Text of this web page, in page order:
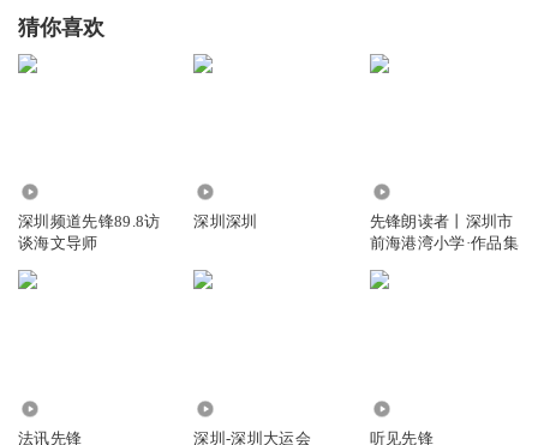
http://t.cn/RGfimA4《周信(@周老爷2011)推荐的影视作品1》
猜你喜欢
深圳频道先锋89.8访
谈海文导师
深圳深圳
先锋朗读者丨深圳市
前海港湾小学·作品集
法讯先锋 深圳-深圳大运会 听见先锋